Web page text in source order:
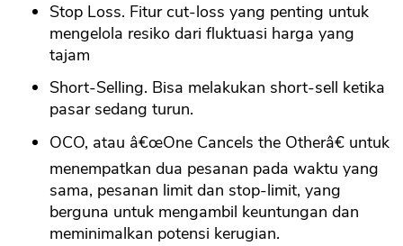
Stop Loss. Fitur cut-loss yang penting untuk
mengelola resiko dari fluktuasi harga yang
tajam
Short-Selling. Bisa melakukan short-sell ketika
pasar sedang turun.
OCO, atau â€œOne Cancels the Otherâ€ untuk
menempatkan dua pesanan pada waktu yang
sama, pesanan limit dan stop-limit, yang
berguna untuk mengambil keuntungan dan
meminimalkan potensi kerugian.